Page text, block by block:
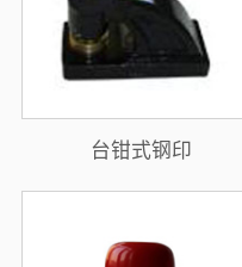
台钳式钢印